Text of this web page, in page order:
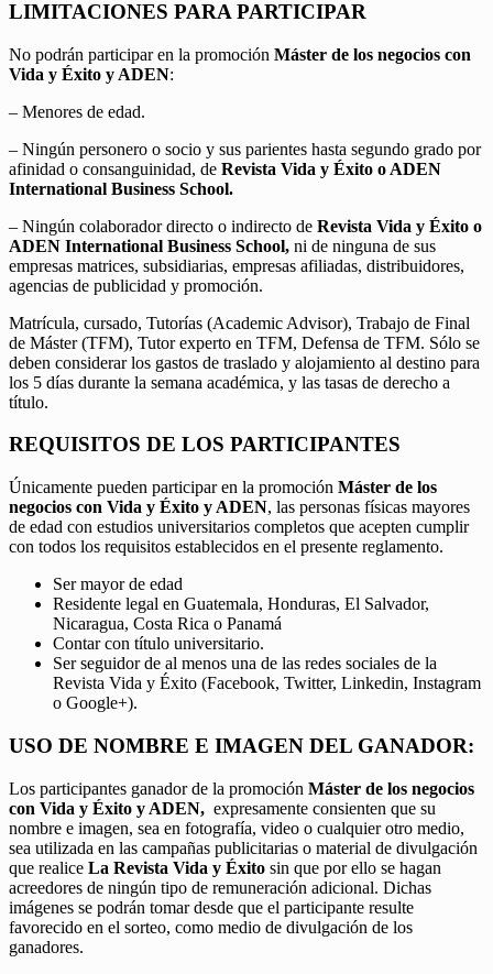
LIMITACIONES PARA PARTICIPAR
No podrán participar en la promoción Máster de los negocios con
Vida y Éxito y ADEN:
– Menores de edad.
– Ningún personero o socio y sus parientes hasta segundo grado por
afinidad o consanguinidad, de Revista Vida y Éxito o ADEN
International Business School.
– Ningún colaborador directo o indirecto de Revista Vida y Éxito o
ADEN International Business School, ni de ninguna de sus
empresas matrices, subsidiarias, empresas afiliadas, distribuidores,
agencias de publicidad y promoción.
Matrícula, cursado, Tutorías (Academic Advisor), Trabajo de Final
de Máster (TFM), Tutor experto en TFM, Defensa de TFM. Sólo se
deben considerar los gastos de traslado y alojamiento al destino para
los 5 días durante la semana académica, y las tasas de derecho a
título.
REQUISITOS DE LOS PARTICIPANTES
Únicamente pueden participar en la promoción Máster de los
negocios con Vida y Éxito y ADEN, las personas físicas mayores
de edad con estudios universitarios completos que acepten cumplir
con todos los requisitos establecidos en el presente reglamento.
Ser mayor de edad
Residente legal en Guatemala, Honduras, El Salvador,
Nicaragua, Costa Rica o Panamá
Contar con título universitario.
Ser seguidor de al menos una de las redes sociales de la
Revista Vida y Éxito (Facebook, Twitter, Linkedin, Instagram
o Google+).
USO DE NOMBRE E IMAGEN DEL GANADOR:
Los participantes ganador de la promoción Máster de los negocios
con Vida y Éxito y ADEN, expresamente consienten que su
nombre e imagen, sea en fotografía, video o cualquier otro medio,
sea utilizada en las campañas publicitarias o material de divulgación
que realice La Revista Vida y Éxito sin que por ello se hagan
acreedores de ningún tipo de remuneración adicional. Dichas
imágenes se podrán tomar desde que el participante resulte
favorecido en el sorteo, como medio de divulgación de los
ganadores.